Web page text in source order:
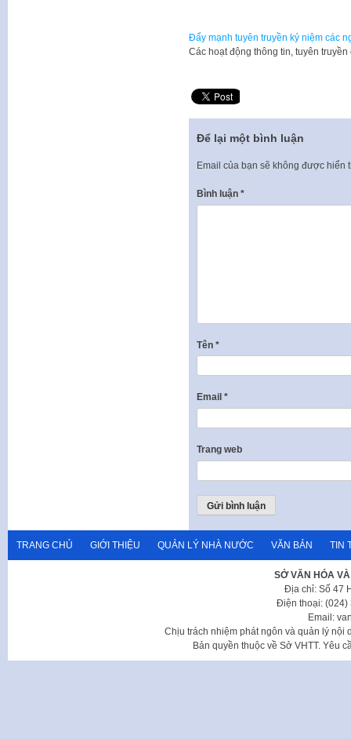
Đẩy mạnh tuyên truyền kỷ niệm các
Các hoạt động thông tin, tuyên
Để lại một bình luận
Email của bạn sẽ không được hiển
Bình luận *
Tên *
Email *
Trang web
TRANG CHỦ GIỚI THIỆU QUẢN LÝ NHÀ NƯỚC VĂN BẢN TIN
SỞ VĂN HÓA
Địa chỉ: Số 47
Điện thoại: (024)
Email:
Chịu trách nhiệm phát ngôn và quản lý nội
Bản quyền thuộc về Sở VHTT. Yêu